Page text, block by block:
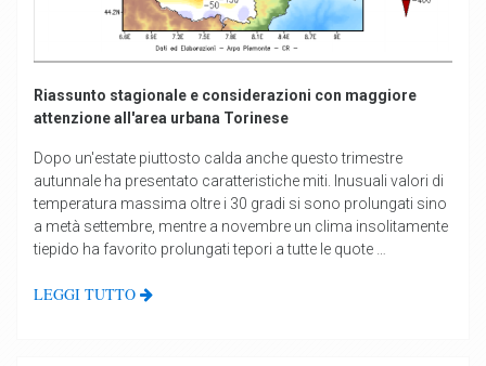
Riassunto stagionale e considerazioni con maggiore
attenzione all'area urbana Torinese
Dopo un'estate piuttosto calda anche questo trimestre
autunnale ha presentato caratteristiche miti. Inusuali valori di
temperatura massima oltre i 30 gradi si sono prolungati sino
a metà settembre, mentre a novembre un clima insolitamente
tiepido ha favorito prolungati tepori a tutte le quote …
LEGGI TUTTO